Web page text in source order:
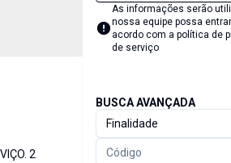
2
As informações serão
nossa equipe possa
acordo com a política de
de serviço
BUSCA AVANÇADA
Finalidade